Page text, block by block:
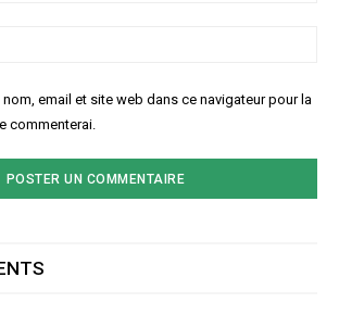
email et site web dans ce navigateur pour la
commenterai.